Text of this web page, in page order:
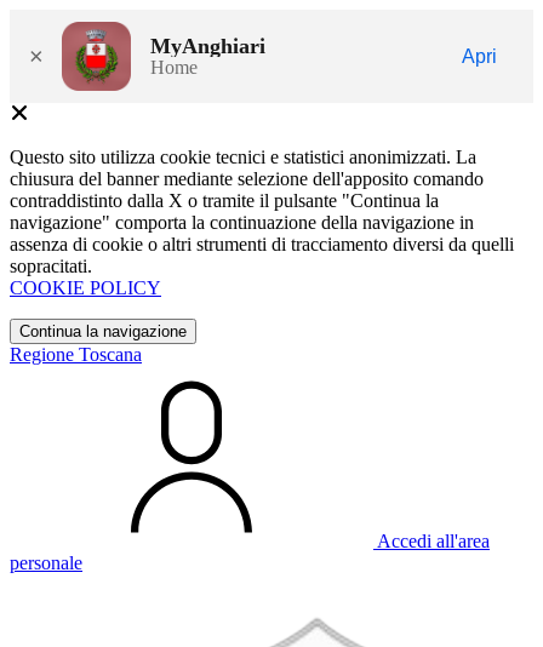
× MyAnghiari
Home
Apri
Questo sito utilizza cookie tecnici e statistici anonimizzati. La
chiusura del banner mediante selezione dell'apposito comando
contraddistinto dalla X o tramite il pulsante "Continua la
navigazione" comporta la continuazione della navigazione in
assenza di cookie o altri strumenti di tracciamento diversi da quelli
sopracitati.
COOKIE POLICY
Continua la navigazione
Regione Toscana
Accedi all'area
personale